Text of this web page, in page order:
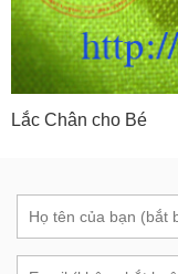
Lắc Chân cho Bé